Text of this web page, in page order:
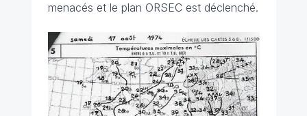
menacés et le plan ORSEC est déclenché.